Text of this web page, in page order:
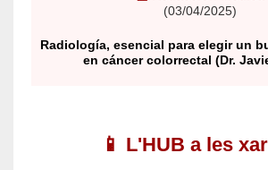
(03/04/2025)
Radiología, esencial para elegir un
en cáncer colorrectal (Dr.
📱 L'HUB a les